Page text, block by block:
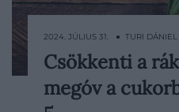
A sóska nem
növények közé,
2024. JÚLIUS 31. ● TURI DÁNIEL
Csökkenti a
megóv a